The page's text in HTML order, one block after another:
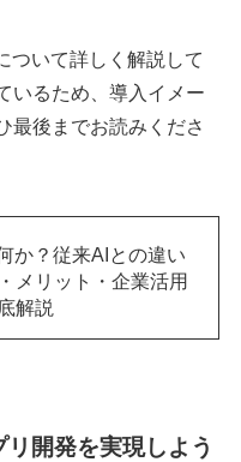
ついて詳しく解説して
いるため、導入イメー
最後までお読みくださ
か？従来AIとの違い
メリット・企業活用
解説
開発を実現しよう